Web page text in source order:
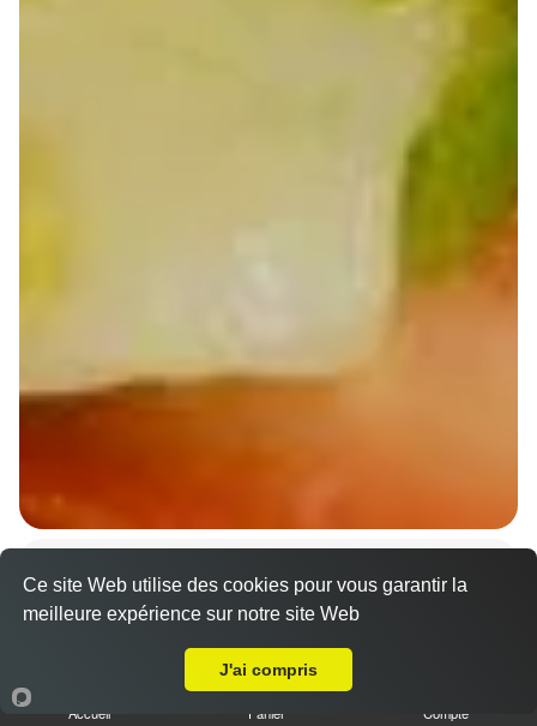
8.50 €
Accueil Panier Compte
Ce site Web utilise des cookies pour vous garantir la
meilleure expérience sur notre site Web
J'ai compris